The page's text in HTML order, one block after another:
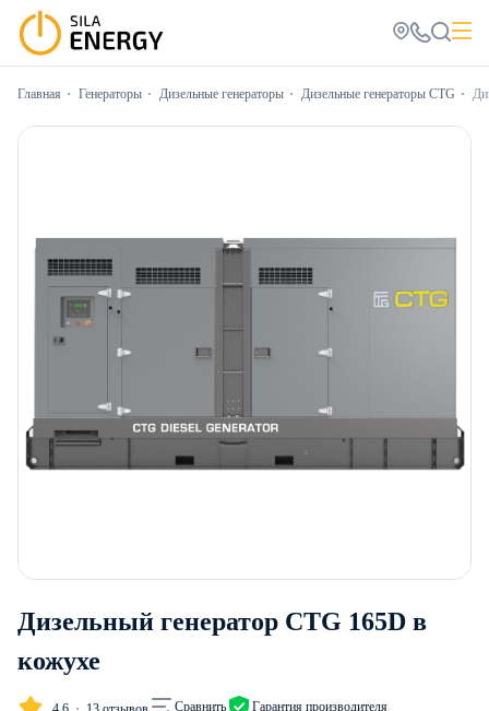
Главная Генераторы Дизельные генераторы Дизельные генераторы CTG
Дизельный генератор CTG 165D в
кожухе
Сравнить Гарантия производителя